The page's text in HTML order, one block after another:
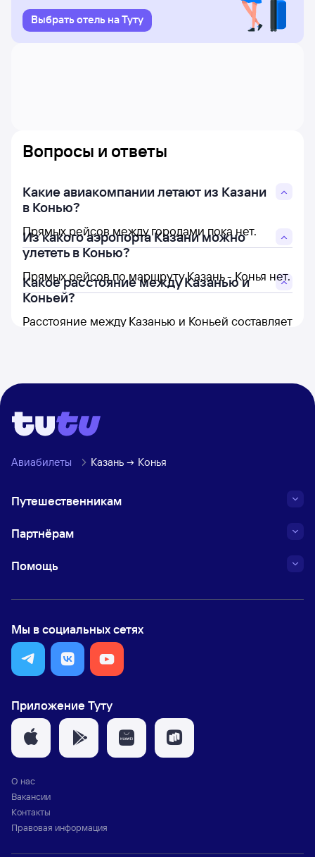
Выбрать отель на Туту
Вопросы и ответы
Какие авиакомпании летают из Казани
в Конью?
Прямых рейсов между городами пока нет.
Из какого аэропорта Казани можно
улететь в Конью?
Прямых рейсов по маршруту Казань - Конья нет.
Какое расстояние между Казанью и
Коньей?
Расстояние между Казанью и Коньей составляет
Авиабилеты Казань Конья
Путешественникам
Партнёрам
Помощь
Мы в социальных сетях
Приложение Туту
О нас
Вакансии
Контакты
Правовая информация